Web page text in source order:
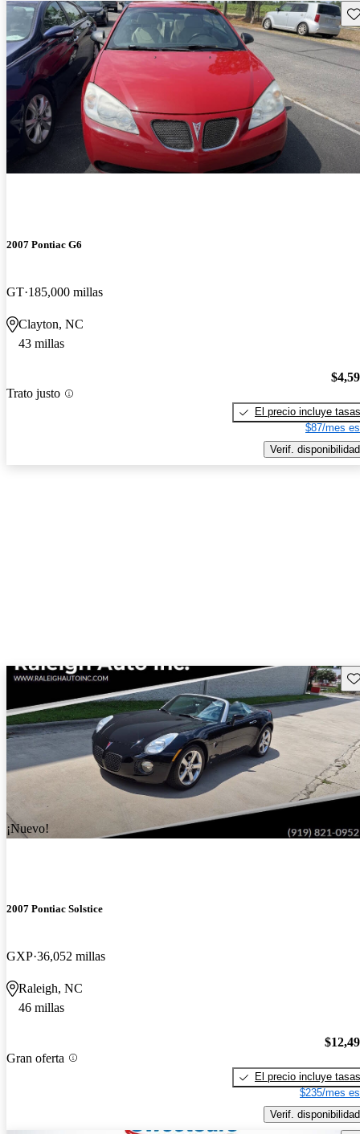
2007 Pontiac G6
GT 185,000 millas
Clayton, NC
43 millas
Trato justo
El precio incluye tasas
$87/mes
Verif. disponibilidad
¡Nuevo!
2007 Pontiac Solstice
GXP 36,052 millas
Raleigh, NC
46 millas
Gran oferta
El precio incluye tasas
$235/mes
Verif. disponibilidad